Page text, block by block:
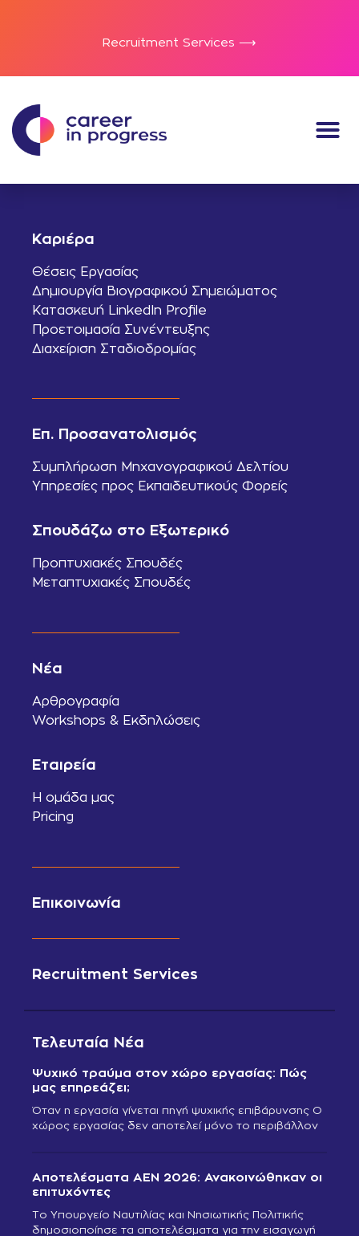
Recruitment Services ⟶
Καριέρα
Θέσεις Εργασίας
Δημιουργία Βιογραφικού Σημειώματος
Κατασκευή LinkedIn Profile
Προετοιμασία Συνέντευξης
Διαχείριση Σταδιοδρομίας
Επ. Προσανατολισμός
Συμπλήρωση Μηχανογραφικού Δελτίου
Υπηρεσίες προς Εκπαιδευτικούς Φορείς
Σπουδάζω στο Εξωτερικό
Προπτυχιακές Σπουδές
Μεταπτυχιακές Σπουδές
Νέα
Αρθρογραφία
Workshops & Εκδηλώσεις
Εταιρεία
Η ομάδα μας
Pricing
Επικοινωνία
Recruitment Services
Τελευταία Νέα
Ψυχικό τραύμα στον χώρο εργασίας: Πώς
μας επηρεάζει;
Όταν η εργασία γίνεται πηγή ψυχικής επιβάρυνσης Ο
χώρος εργασίας δεν αποτελεί μόνο το περιβάλλον
Αποτελέσματα ΑΕΝ 2026: Ανακοινώθηκαν οι
επιτυχόντες
Το Υπουργείο Ναυτιλίας και Νησιωτικής Πολιτικής
δημοσιοποίησε τα αποτελέσματα για την εισαγωγή